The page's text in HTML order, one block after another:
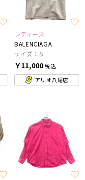
レディース
BALENCIAGA
サイズ：S
￥11,000税込
アリオ八尾店